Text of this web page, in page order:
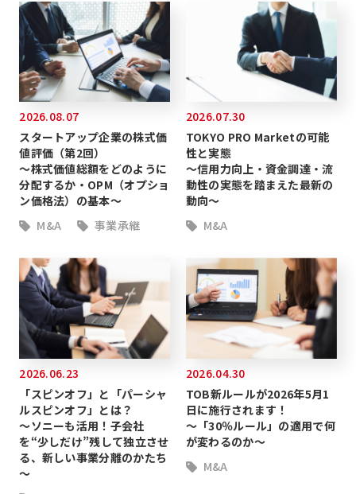
2026.08.07
スタートアップ企業の株式価
値評価（第2回）
～株式価値総額をどのように
分配するか・OPM（オプショ
ン価格法）の基本～
M&A
事業承継
2026.07.30
TOKYO PRO Marketの可能
性と実態
～信用力向上・資金調達・流
動性の実態を踏まえた最新の
動向～
M&A
2026.06.23
「スピンオフ」と「パーシャ
ルスピンオフ」とは？
～ソニーも活用！子会社
を“少しだけ”残して独立させ
る、新しい事業分離のかたち
～
2026.04.30
TOB新ルールが2026年5月1
日に施行されます！
～「30％ルール」の適用で何
が変わるのか～
M&A